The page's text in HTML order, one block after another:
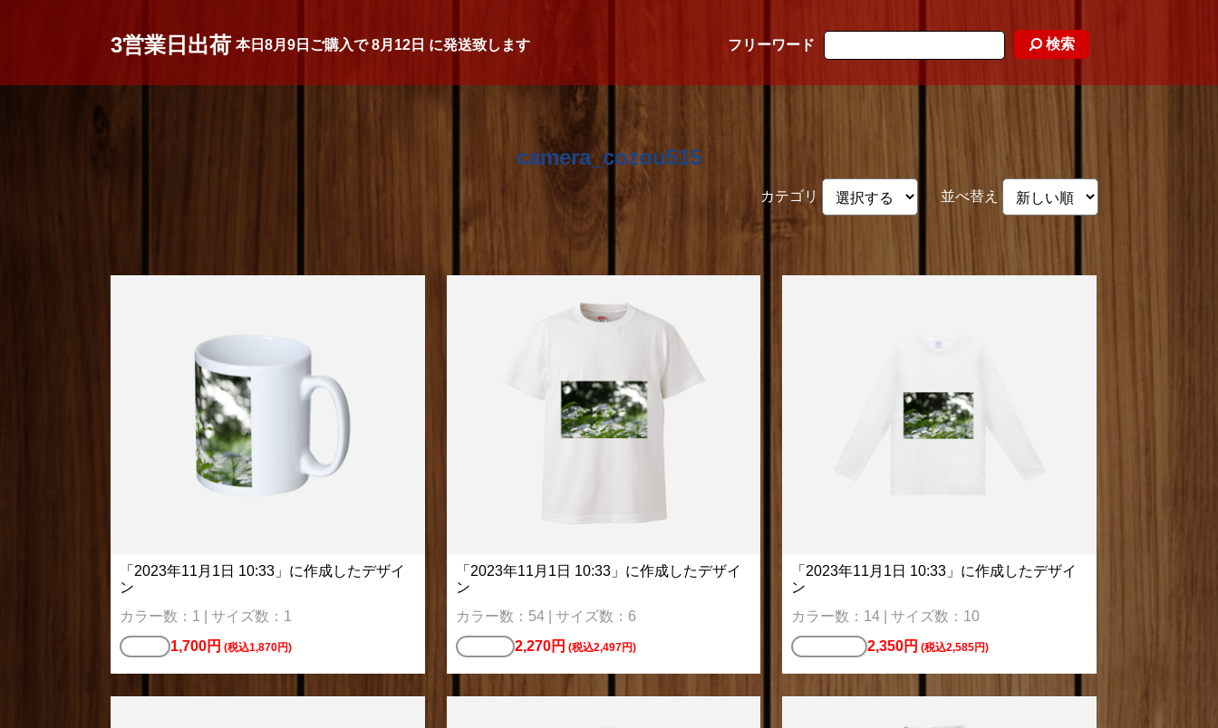
3営業日出荷 本日 8月9日 ご購入で8月12日 に発送致します フリーワード 検索
camera_cozou515
カテゴリ 並べ替え
「2023年11月1日 10:33」に作成したデザイ
ン
カラー数：1 | サイズ数：1
1,700円 (税込1,870円)
「2023年11月1日 10:33」に作成したデザイ
ン
カラー数：54 | サイズ数：6
2,270円 (税込2,497円)
「2023年11月1日 10:33」に作成したデザイ
ン
カラー数：14 | サイズ数：10
2,350円 (税込2,585円)